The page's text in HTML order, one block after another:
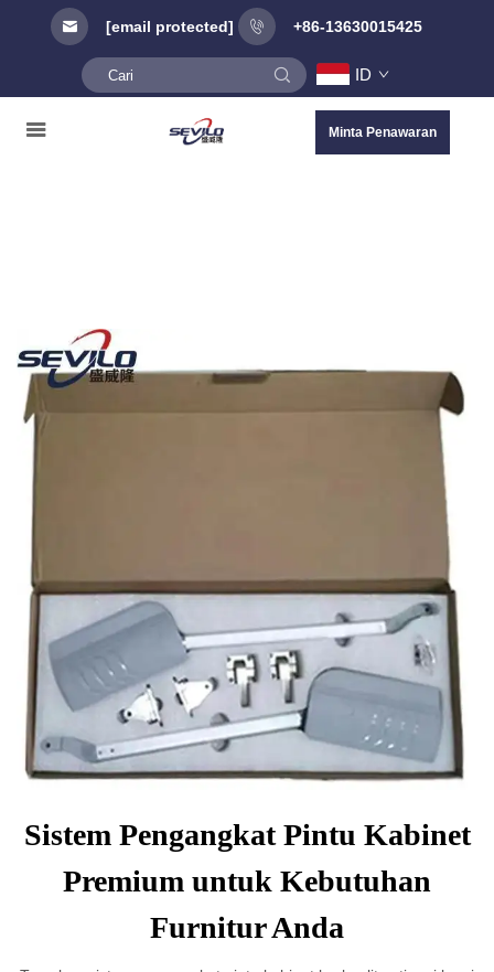
[email protected] +86-13630015425
ID
Minta Penawaran
Sistem Pengangkat Pintu Kabinet
Premium untuk Kebutuhan
Furnitur Anda